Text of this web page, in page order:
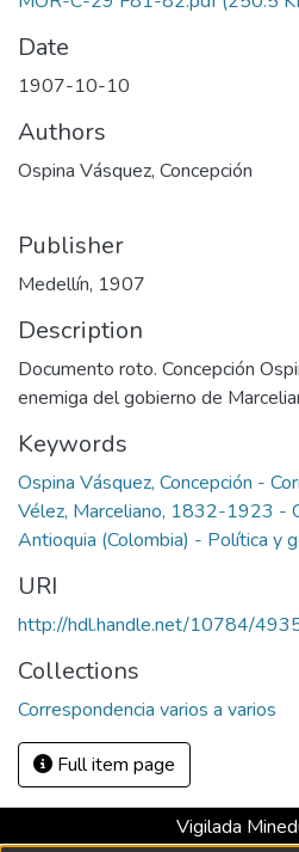
Date
1907-10-10
Authors
Ospina Vásquez, Concepción
Publisher
Medellín, 1907
Description
Documento roto. Concepción
enemiga del gobierno de
Keywords
Ospina Vásquez, Concepción -
Vélez, Marceliano, 1832-1923 -
Antioquia (Colombia) - Política y
URI
http://hdl.handle.net/10784/
Collections
Correspondencia varios a varios
Full item page
Vigilada